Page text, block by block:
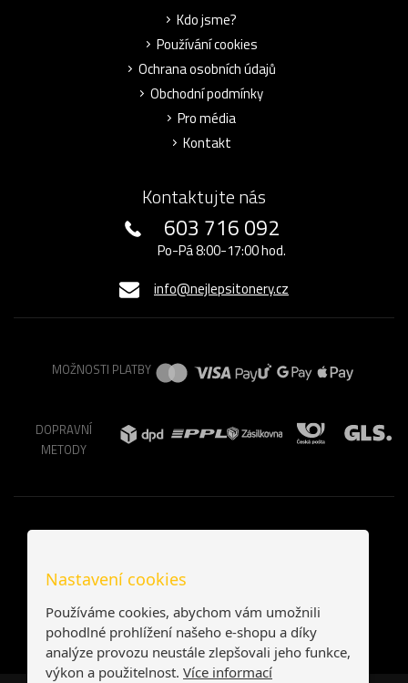
Kdo jsme?
Používání cookies
Ochrana osobních údajů
Obchodní podmínky
Pro média
Kontakt
Kontaktujte nás
603 716 092
Po-Pá 8:00-17:00 hod.
info@nejlepsitonery.cz
MOŽNOSTI PLATBY
DOPRAVNÍ
METODY
Nastavení cookies
Používáme cookies, abychom vám umožnili
pohodlné prohlížení našeho e-shopu a díky
analýze provozu neustále zlepšovali jeho funkce,
výkon a použitelnost. Více informací